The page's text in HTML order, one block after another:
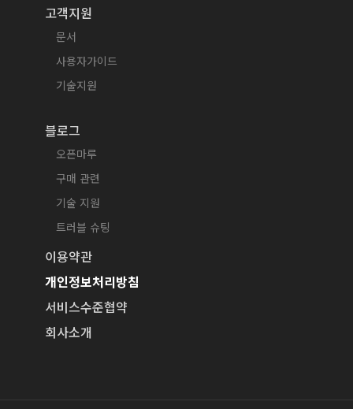
고객지원
문서
사용자가이드
기술지원
블로그
오픈마루
구매 관련
기술 지원
트러블 슈팅
이용약관
개인정보처리방침
서비스수준협약
회사소개